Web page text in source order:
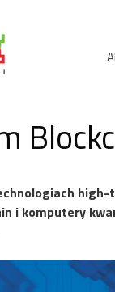
high-
i komputery